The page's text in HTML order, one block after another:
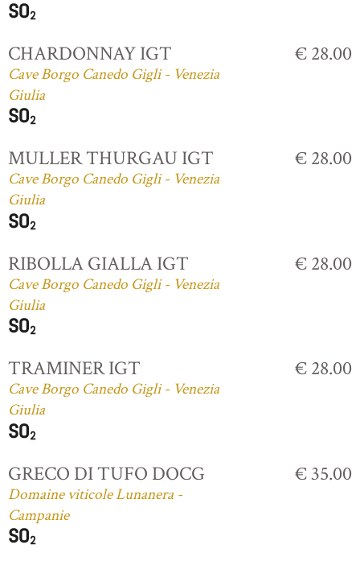
CHARDONNAY IGT
Cave Borgo Canedo Gigli - Venezia
Giulia
€ 28.00
MULLER THURGAU IGT
Cave Borgo Canedo Gigli - Venezia
Giulia
€ 28.00
RIBOLLA GIALLA IGT
Cave Borgo Canedo Gigli - Venezia
Giulia
€ 28.00
TRAMINER IGT
Cave Borgo Canedo Gigli - Venezia
Giulia
€ 28.00
GRECO DI TUFO DOCG
Domaine viticole Lunanera -
Campanie
€ 35.00